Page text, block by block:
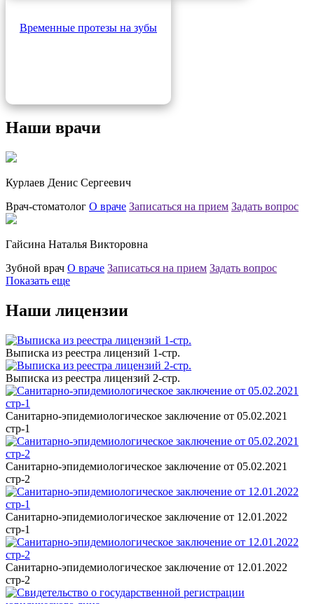
Временные протезы на зубы
Наши врачи
Курлаев Денис Сергеевич
Врач-стоматолог О враче Записаться на прием Задать вопрос
Гайсина Наталья Викторовна
Зубной врач О враче Записаться на прием Задать вопрос
Показать еще
Наши лицензии
Выписка из реестра лицензий 1-стр.
Выписка из реестра лицензий 2-стр.
Санитарно-эпидемиологическое заключение от 05.02.2021
стр-1
Санитарно-эпидемиологическое заключение от 05.02.2021
стр-2
Санитарно-эпидемиологическое заключение от 12.01.2022
стр-1
Санитарно-эпидемиологическое заключение от 12.01.2022
стр-2